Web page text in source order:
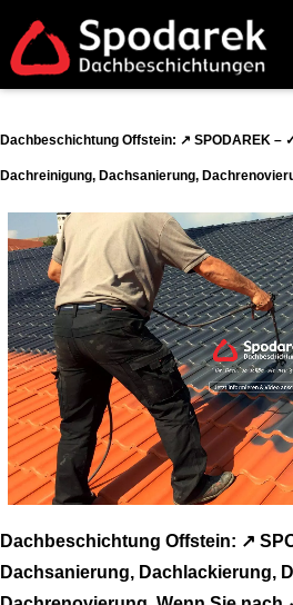
Dachbeschichtung Offstein: ↗️ SPODAREK –
Dachreinigung, Dachsanierung,
Dachbeschichtung Offstein: ↗️
Dachsanierung, Dachlackierung,